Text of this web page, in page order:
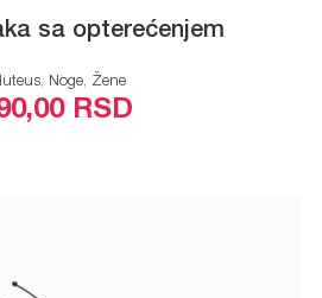
sa opterećenjem
, Noge, Žene
RSD